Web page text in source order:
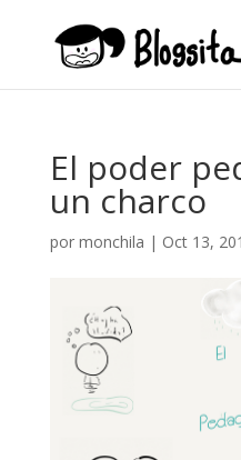
El poder
un charco
por monchila | Oct 13,